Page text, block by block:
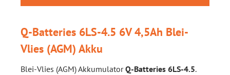
Q-Batteries 6LS-4.5 6V 4,5Ah Blei-
Vlies (AGM) Akku
Blei-Vlies (AGM) AkkumulatorQ-Batteries 6LS-4.5.